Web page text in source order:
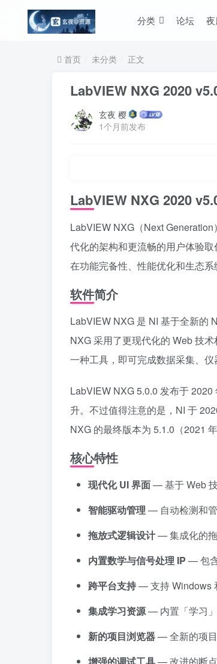
分类 论坛
首页 未分类 正文
LabVIEW NXG 2020
玄夜 樱
1个月前发布
LabVIEW NXG 2020
LabVIEW NXG（Next
代化的架构和更流畅的用户体验
在功能完备性、性能优化和生态系
软件简介
LabVIEW NXG 是 NI 基于全新的
NXG 采用了更现代化的 Web 技
一种工具，即可完成数据采集、
LabVIEW NXG 5.0.0 发布于
升。不过值得注意的是，NI 于
NXG 的最终版本为 5.1.0（2021 年
核心特性
现代化 UI 界面— 基于 Web
智能驱动管理 — 自动检测和
拖放式逻辑设计— 集成化的拖
内置数学与信号处理 IP — 包
跨平台支持— 支持 Windows
集成学习资源— 内置「学习」
新的项目浏览器— 全新的项